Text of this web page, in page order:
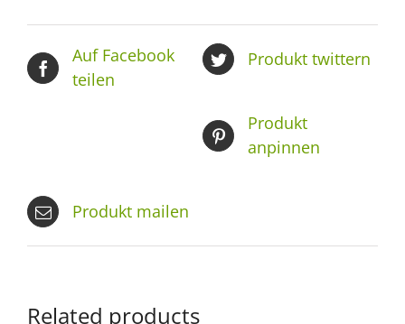
Auf Facebook
teilen
Produkt twittern
Produkt
anpinnen
Produkt mailen
Related products